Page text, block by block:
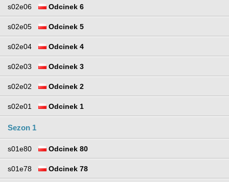
s02e06 Odcinek 6
s02e05 Odcinek 5
s02e04 Odcinek 4
s02e03 Odcinek 3
s02e02 Odcinek 2
s02e01 Odcinek 1
Sezon 1
s01e80 Odcinek 80
s01e78 Odcinek 78